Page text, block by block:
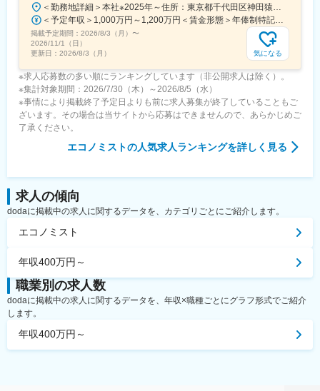
＜勤務地詳細＞本社※2025年～住所：東京都千代田区神田猿楽町2丁目6-10 Daiwa猿楽町ビル1階 勤務地最寄駅：JR総武線、地下鉄三田線線／水道橋駅駅受動喫煙対策：屋内全面禁煙
＜予定年収＞1,000万円～1,200万円＜賃金形態＞年俸制特記事項無し＜賃金内訳＞年額（基本給）：2,500,008円～3,000,009円その他固定手当/月：444,953円～533,943円＜月額＞833,334円～999,999円（12分割）（一律手当を含む）＜昇給有無＞有＜残業手当＞有＜給与補足＞その他固定手当・固定深夜残業代20時間分：28,285円・シニアアナリスト手当：83,334円～・暫定インセンティブ20社分：333,334円～固定時間を超える労働を行った場合は手当を追加支給する旨担当企業1社につき年俸50万円で、担当20社を目指していただきます。賃金はあくまでも目安の金額であり、選考を通じて上下する可能性があります。月給(月額)は固定手当を含めた表記です。
掲載予定期間： 2026/8/3（月） 〜
2026/11/1（日）
更新日： 2026/8/3（月） 気になる
※求人応募数の多い順にランキングしています（非公開求人は除く）。
※集計対象期間：2026/7/30（木）～2026/8/5（水）
※事情により掲載終了予定日よりも前に求人募集が終了していることもご
ざいます。その場合は当サイトから応募はできませんので、あらかじめご
了承ください。
エコノミストの人気求人ランキングを詳しく見る
求人の傾向
dodaに掲載中の求人に関するデータを、カテゴリごとにご紹介します。
エコノミスト
年収400万円～
職業別の求人数
dodaに掲載中の求人に関するデータを、年収×職種ごとにグラフ形式でご紹介
します。
年収400万円～